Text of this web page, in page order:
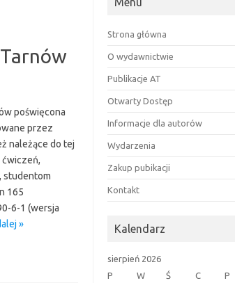
poświęcona
przez
należące do tej
ćwiczeń,
studentom
165
6-1 (wersja
»
Strona główna
O wydawnictwie
Publikacje AT
Otwarty Dostęp
Informacje dla autorów
Wydarzenia
Zakup pubikacji
Kontakt
Kalendarz
sierpień 2026
P
W Ś C P